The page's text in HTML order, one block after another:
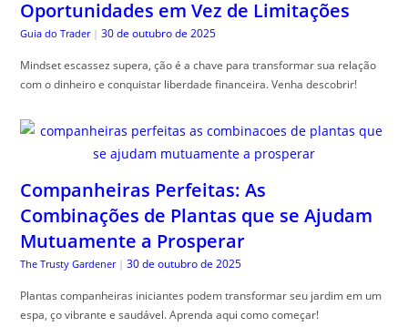
Oportunidades em Vez de Limitações
Guia do Trader | 30 de outubro de 2025
Mindset escassez supera, ção é a chave para transformar sua relação
com o dinheiro e conquistar liberdade financeira. Venha descobrir!
Companheiras Perfeitas: As
Combinações de Plantas que se Ajudam
Mutuamente a Prosperar
The Trusty Gardener | 30 de outubro de 2025
Plantas companheiras iniciantes podem transformar seu jardim em um
espa, ço vibrante e saudável. Aprenda aqui como começar!